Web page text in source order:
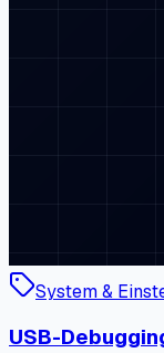
System &
USB-